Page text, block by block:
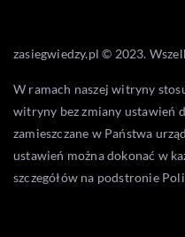
zasiegwiedzy.pl © 2023.
W ramach naszej witryny
witryny bez zmiany ustawień
zamieszczane w Państwa
ustawień można dokonać w
szczegółów na podstronie